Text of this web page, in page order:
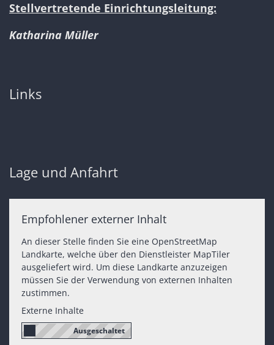
Stellvertretende Einrichtungsleitung:
Katharina Müller
Links
Lage und Anfahrt
Empfohlener externer Inhalt
An dieser Stelle finden Sie eine OpenStreetMap
Landkarte, welche über den Dienstleister MapTiler
ausgeliefert wird. Um diese Landkarte anzuzeigen
müssen Sie der Verwendung von externen Inhalten
zustimmen.
Externe Inhalte